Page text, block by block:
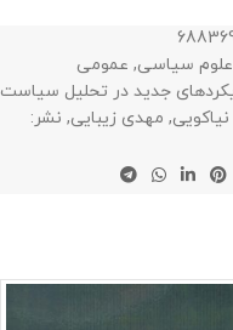
علوم سیاسی, عمومی
جدید در تحلیل سیاست
, مهدی زیبایی, نشر: